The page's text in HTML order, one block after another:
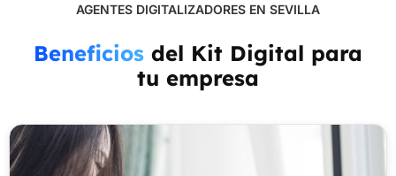
AGENTES DIGITALIZADORES EN SEVILLA
Beneficios del Kit Digital para
tu empresa